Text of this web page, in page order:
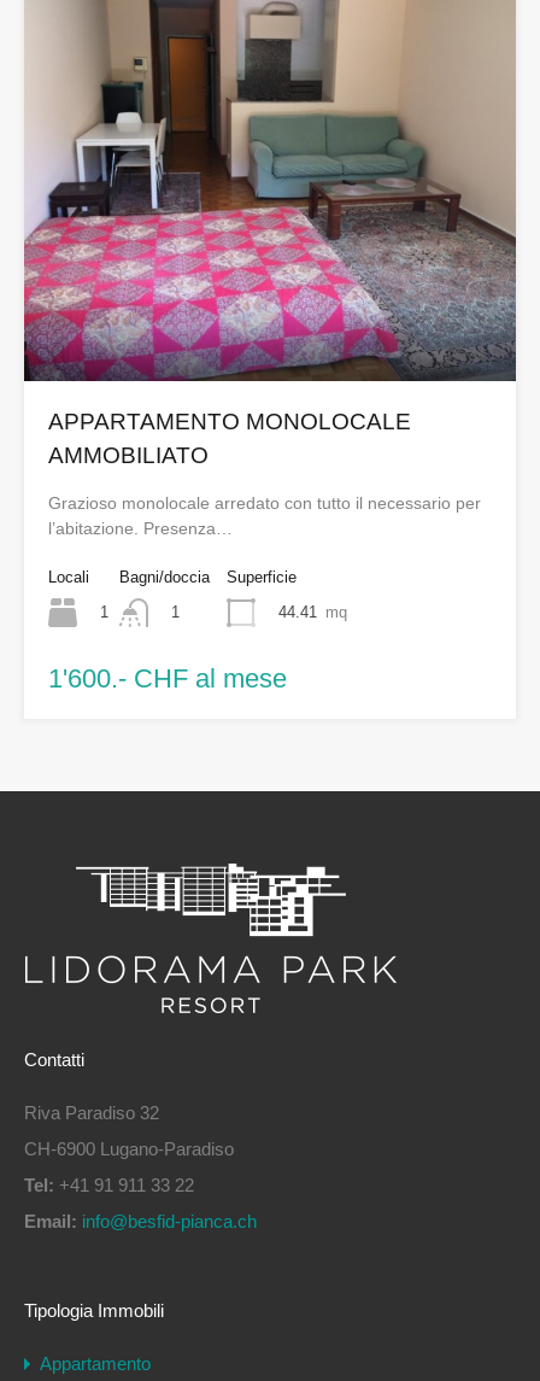
APPARTAMENTO MONOLOCALE
AMMOBILIATO
Grazioso monolocale arredato con tutto il necessario per
l’abitazione. Presenza…
Locali
1
Bagni/doccia
1
Superficie
44.41
mq
1'600.- CHF al mese
Contatti
Riva Paradiso 32
CH-6900 Lugano-Paradiso
Tel: +41 91 911 33 22
Email: info@besfid-pianca.ch
Tipologia Immobili
Appartamento